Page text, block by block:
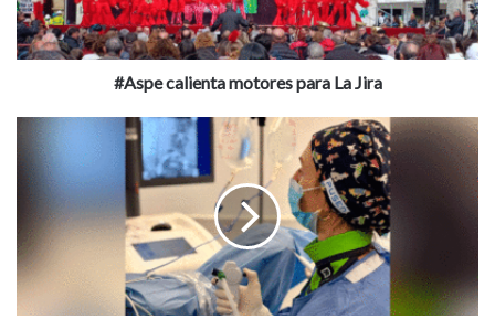
Ginebras Low Festival 2026
Moros y Cristianos
Premio Ondas como Fenómeno Musical del
Año en 2024
Torrevieja
#Aspe calienta motores para La Jira
#Comarca:
doctora
Begoña
Ballesta,
jefa
de
Urología
del